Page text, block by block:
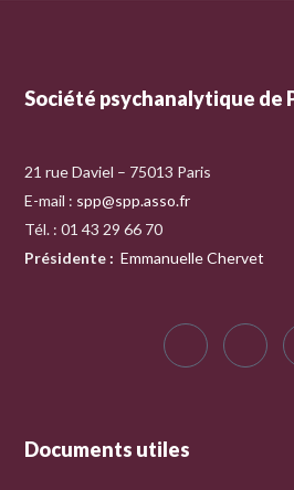
Société psychanalytique de
21 rue Daviel – 75013 Paris
E-mail : spp@spp.asso.fr
Tél. : 01 43 29 66 70
Présidente : Emmanuelle Chervet
Documents utiles